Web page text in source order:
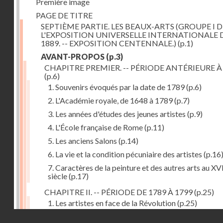
PAGE DE TITRE
SEPTIÈME PARTIE. LES BEAUX-ARTS (GROUPE I
L'EXPOSITION UNIVERSELLE INTERNATIONALE
1889. -- EXPOSITION CENTENNALE.) (p.1)
AVANT-PROPOS (p.3)
CHAPITRE PREMIER. -- PÉRIODE ANTÉRIEURE
(p.6)
1. Souvenirs évoqués par la date de 1789(p.6)
2. L'Académie royale, de 1648 à 1789(p.7)
3. Les années d'études des jeunes artistes (p.9)
4. L'École française de Rome(p.11)
5. Les anciens Salons (p.14)
6. La vie et la condition pécuniaire des artistes (p.16)
7. Caractères de la peinture et des autres arts au
siècle(p.17)
CHAPITRE II. -- PÉRIODE DE 1789 À 1799(p.25)
1. Les artistes en face de la Révolution(p.25)